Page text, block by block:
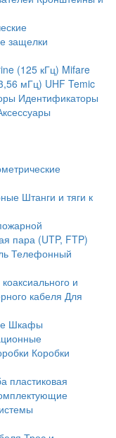
защелки
(125 кГц) Mifare
мГц) UHF Temic
Идентификаторы
Штанги и тяги к
пара (UTP, FTP)
Телефонный
и
кабеля Для
Шкафы
Коробки
пластиковая